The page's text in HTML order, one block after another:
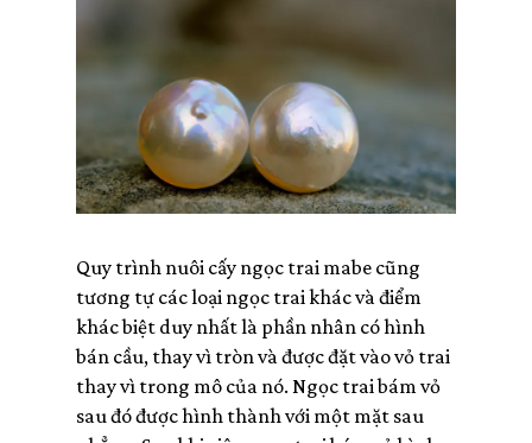
Quy trình nuôi cấy ngọc trai mabe cũng
tương tự các loại ngọc trai khác và điểm
khác biệt duy nhất là phần nhân có hình
bán cầu, thay vì tròn và được đặt vào vỏ trai
thay vì trong mô của nó. Ngọc trai bám vỏ
sau đó được hình thành với một mặt sau